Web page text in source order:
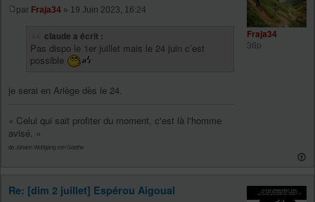
par Fraja34 » 19 Juin 2023, 16:24
claude a écrit :
Pas dispo le 1er juillet mais le 24 juin c’est
possible
je serai en Ariège dès le 24.
« Celui qui sait profiter du moment, c'est là l'homme
avisé. »
de Johann Wolfgang von Goethe
Fraja34
36p
Re: [dim 2 juillet] Espérou Aigoual